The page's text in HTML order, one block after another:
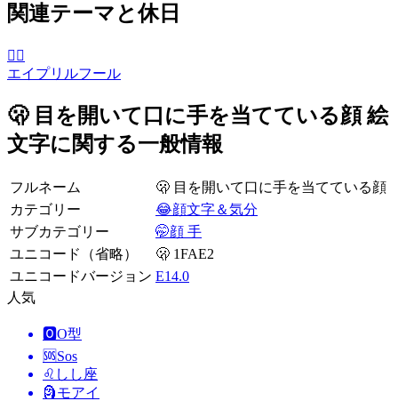
関連テーマと休日
🙆‍♂️
エイプリルフール
🫢 目を開いて口に手を当てている顔 絵
文字に関する一般情報
フルネーム
🫢 目を開いて口に手を当てている顔
カテゴリー
😂顔文字＆気分
サブカテゴリー
🤭顔 手
ユニコード（省略）
🫢 1FAE2
ユニコードバージョン E14.0
人気
🅾️O型
🆘Sos
♌ しし座
🗿モアイ